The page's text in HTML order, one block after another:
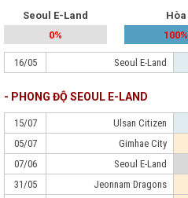
Seoul E-Land
0%
Hòa
100%
16/05 Seoul E-Land
- PHONG ĐỘ SEOUL E-LAND
15/07 Ulsan Citizen
05/07
Gimhae City
07/06
Seoul E-Land
31/05
Jeonnam Dragons